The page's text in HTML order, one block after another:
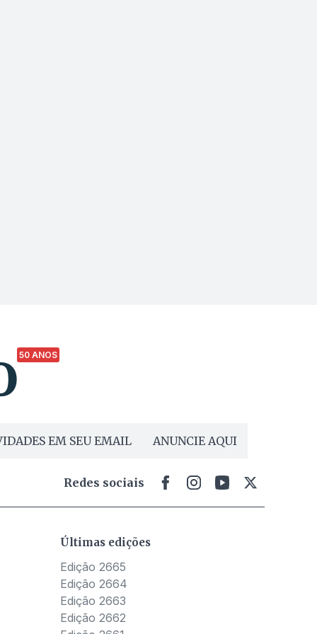
50 ANOS
EM SEU EMAIL ANUNCIE AQUI
Redes sociais
Últimas edições
Edição 2665
Edição 2664
Edição 2663
Edição 2662